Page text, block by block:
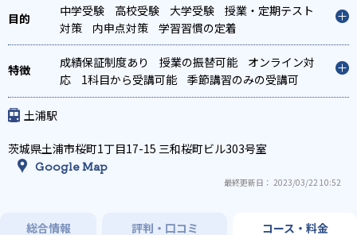
中学受験 高校受験 大学受験
授業・定期テスト
対策
内申点対策 学習習慣の定着
成績保証制度あり 授業の振替可能
オンライン対
応
1科目から受講可能
季節講習のみの受講可
自習室あり
土浦駅
茨城県土浦市桜町1丁目17-15 三和桜町ビル303号室
Google Map
最終更新日： 2023/03/22 10:52
総合情報 評判・口コミ コース・料金